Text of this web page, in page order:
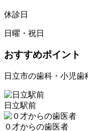
休診日
日曜・祝日
おすすめポイント
日立市の歯科・小児
日立駅前
０才からの歯医者